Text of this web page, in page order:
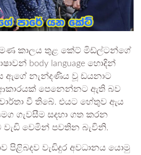
කාලය තුළ කේට් මිඩ්ල්ටන්ගේ
body language හොදින්
ඇගේ නැන්දණිය වූ ඩයනාට
පෙනෙන්නට ඇති බව
වී තිබේ. එයට හේතුව ඇය
ගැවසීම සදහා ගත කරන
වැඩි වෙමින් පවතින බැවිනි.
පිළිබදව වැඩිදුර අවධානය යොමු